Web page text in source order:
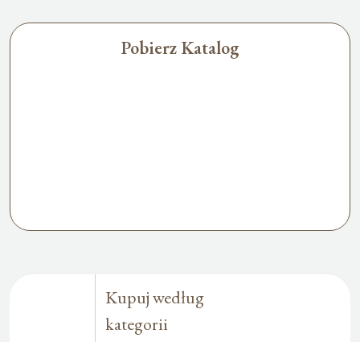
Pobierz Katalog
Kupuj według
kategorii